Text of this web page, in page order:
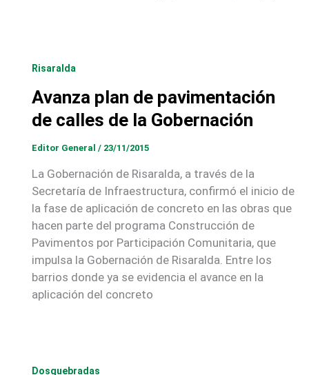
Risaralda
Avanza plan de pavimentación
de calles de la Gobernación
Editor General / 23/11/2015
La Gobernación de Risaralda, a través de la
Secretaría de Infraestructura, confirmó el inicio de
la fase de aplicación de concreto en las obras que
hacen parte del programa Construcción de
Pavimentos por Participación Comunitaria, que
impulsa la Gobernación de Risaralda. Entre los
barrios donde ya se evidencia el avance en la
aplicación del concreto
Dosquebradas